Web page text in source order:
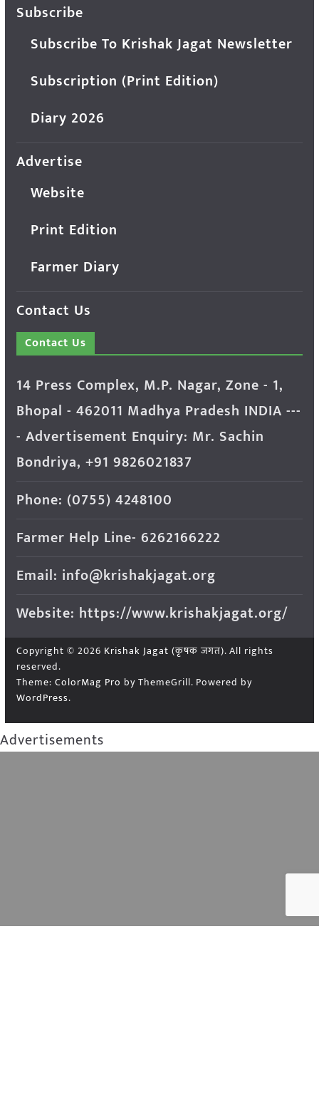
Subscribe
Subscribe To Krishak Jagat Newsletter
Subscription (Print Edition)
Diary 2026
Advertise
Website
Print Edition
Farmer Diary
Contact Us
Contact Us
14 Press Complex, M.P. Nagar, Zone - 1,
Bhopal - 462011 Madhya Pradesh INDIA ---
- Advertisement Enquiry: Mr. Sachin
Bondriya, +91 9826021837
Phone: (0755) 4248100
Farmer Help Line- 6262166222
Email: info@krishakjagat.org
Website: https://www.krishakjagat.org/
Copyright © 2026 Krishak Jagat (कृषक जगत). All rights
reserved.
Theme: ColorMag Pro by ThemeGrill. Powered by
WordPress.
Advertisements